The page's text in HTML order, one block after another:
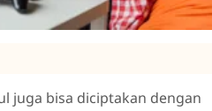
juga bisa diciptakan dengan